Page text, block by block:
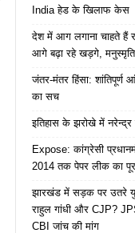
India हेड के खिलाफ केस
देश में आग लगाना चाहते हैं
आगे बढ़ा रहे खड़गे, मनुस्मृति
जंतर-मंतर हिंसा: शांतिपूर्ण
का सच
इतिहास के झरोखे में नरेन्द्र
Expose: कांग्रेसी
2014 तक पेपर लीक का पूरा
झारखंड में सड़क पर उतरे
राहुल गांधी और CJP?
CBI जांच की मांग